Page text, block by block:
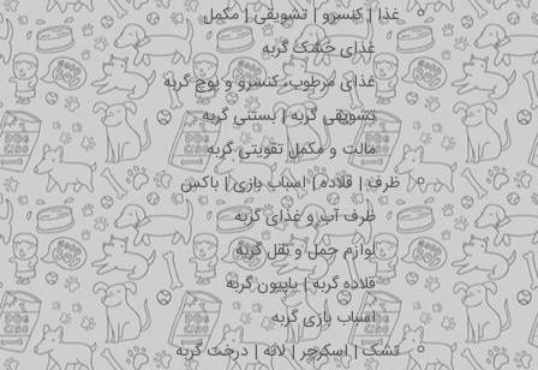
غذا | کنسرو | تشویقی | مکمل
غذای خشک گربه
غذای مرطوب، کنسرو و پوچ گربه
تشویقی گربه | بستنی گربه
مالت و مکمل تقویتی گربه
ظرف | قلاده | اسباب بازی | باکس
ظرف آب و غذای گربه
لوازم حمل و نقل گربه
قلاده گربه | پاپیون گربه
اسباب بازی گربه
تشک | اسکرچر | لانه | درخت گربه